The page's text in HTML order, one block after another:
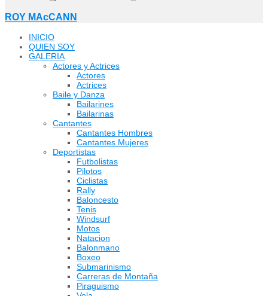
ROY MAcCANN
INICIO
QUIEN SOY
GALERIA
Actores y Actrices
Actores
Actrices
Baile y Danza
Bailarines
Bailarinas
Cantantes
Cantantes Hombres
Cantantes Mujeres
Deportistas
Futbolistas
Pilotos
Ciclistas
Rally
Baloncesto
Tenis
Windsurf
Motos
Natacion
Balonmano
Boxeo
Submarinismo
Carreras de Montaña
Piraguismo